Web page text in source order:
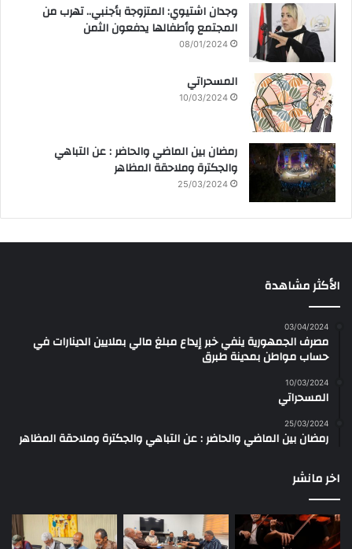
وجدان اشتيوي: المتزوجة بأجنبي.. تهرب من
المجتمع وأطفالها يدفعون الثمن
08/01/2024
المسحراتي
10/03/2024
رمضان بين الماضي والحاضر : عن التباهي
والجكترة وملاحقة المظاهر
25/03/2024
الأكثر مشاهدة
03/04/2024
مصرف الجمهورية ينفي خبر إيداع مبلغ مالي بملايين الدينارات في
حساب مواطن بمدينة طبرق
10/03/2024
المسحراتي
25/03/2024
رمضان بين الماضي والحاضر : عن التباهي والجكترة وملاحقة المظاهر
اخر مانشر